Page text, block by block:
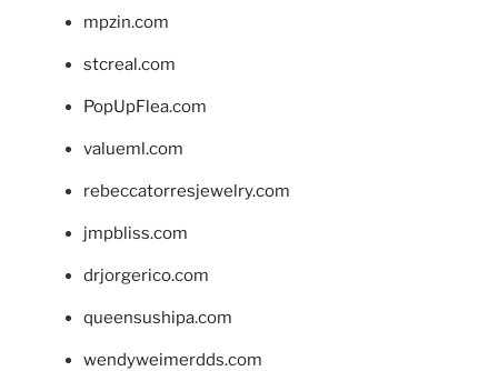
mpzin.com
stcreal.com
PopUpFlea.com
valueml.com
rebeccatorresjewelry.com
jmpbliss.com
drjorgerico.com
queensushipa.com
wendyweimerdds.com